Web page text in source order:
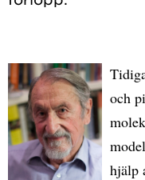
och
hjälp